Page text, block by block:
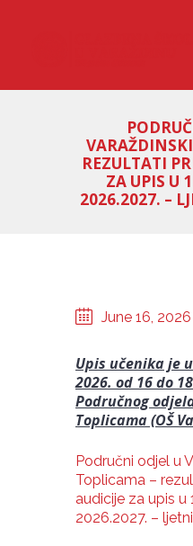
REZULTATI
ZA UPIS U
2026.2027. –
June 16, 2026
Upis učenika je
2026. od 16 do
Područnog
Toplicama (OŠ
Područni odjel u
Toplicama –
audicije za upis u
2026.2027. –